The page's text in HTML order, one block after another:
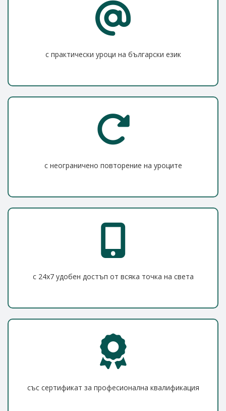
с практически уроци на български език
с неограничено повторение на уроците
с 24x7 удобен достъп от всяка точка на света
със сертификат за професионална квалификация